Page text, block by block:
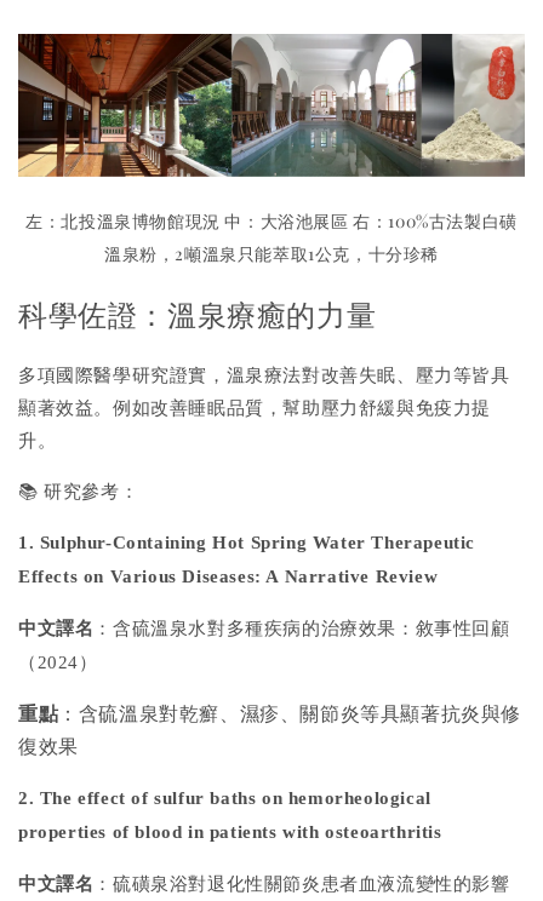
左：北投溫泉博物館現況 中：大浴池展區 右：100%古法製白磺
溫泉粉，2噸溫泉只能萃取1公克，十分珍稀
科學佐證：溫泉療癒的力量
多項國際醫學研究證實，溫泉療法對改善失眠、壓力等皆具
顯著效益。例如改善睡眠品質，幫助壓力舒緩與免疫力提
升。
📚 研究參考：
1. Sulphur-Containing Hot Spring Water Therapeutic
Effects on Various Diseases: A Narrative Review
中文譯名 ：含硫溫泉水對多種疾病的治療效果：敘事性回顧
（2024）
重點 ：含硫溫泉對乾癬、濕疹、關節炎等具顯著抗炎與修
復效果
2. The effect of sulfur baths on hemorheological
properties of blood in patients with osteoarthritis
中文譯名 ：硫磺泉浴對退化性關節炎患者血液流變性的影響